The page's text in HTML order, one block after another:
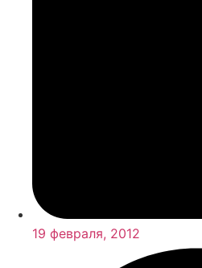
19 февраля, 2012